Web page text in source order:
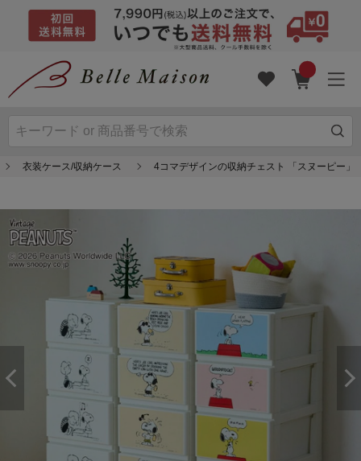
衣装ケース/収納ケース 4コマデザインの収納チェスト 「スヌーピー」